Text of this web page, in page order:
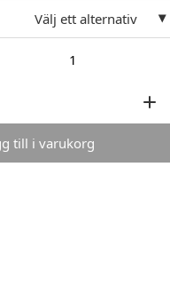
Välj ett alternativ
till i varukorg